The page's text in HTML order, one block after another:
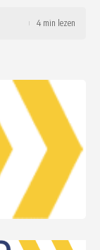
4 min lezen